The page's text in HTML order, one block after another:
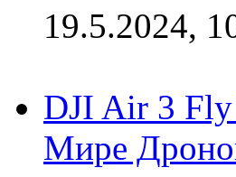
19.5.2024,
DJI Air 3
Мире